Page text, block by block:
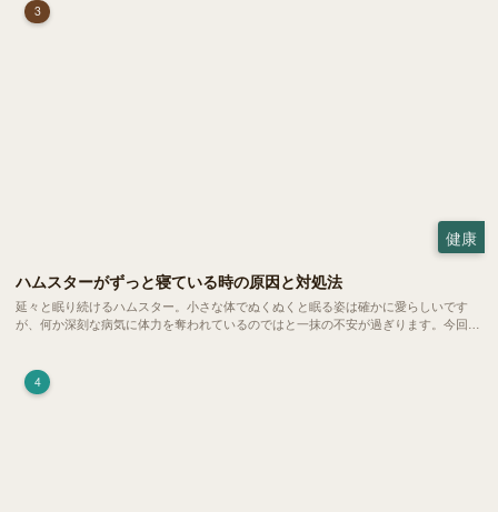
3
健康
ハムスターがずっと寝ている時の原因と対処法
延々と眠り続けるハムスター。小さな体でぬくぬくと眠る姿は確かに愛らしいです
が、何か深刻な病気に体力を奪われているのではと一抹の不安が過ぎります。今回
4